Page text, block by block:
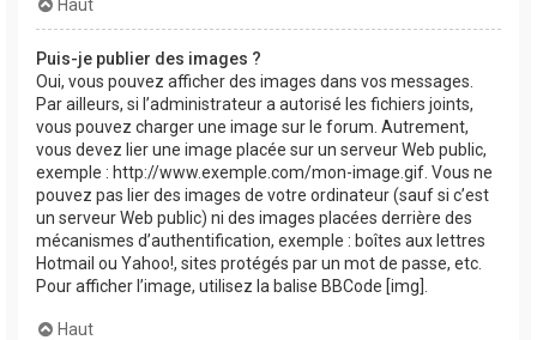
Haut
Puis-je publier des images ?
Oui, vous pouvez afficher des images dans vos messages.
Par ailleurs, si l’administrateur a autorisé les fichiers joints,
vous pouvez charger une image sur le forum. Autrement,
vous devez lier une image placée sur un serveur Web public,
exemple : http://www.exemple.com/mon-image.gif. Vous ne
pouvez pas lier des images de votre ordinateur (sauf si c’est
un serveur Web public) ni des images placées derrière des
mécanismes d’authentification, exemple : boîtes aux lettres
Hotmail ou Yahoo!, sites protégés par un mot de passe, etc.
Pour afficher l’image, utilisez la balise BBCode [img].
Haut